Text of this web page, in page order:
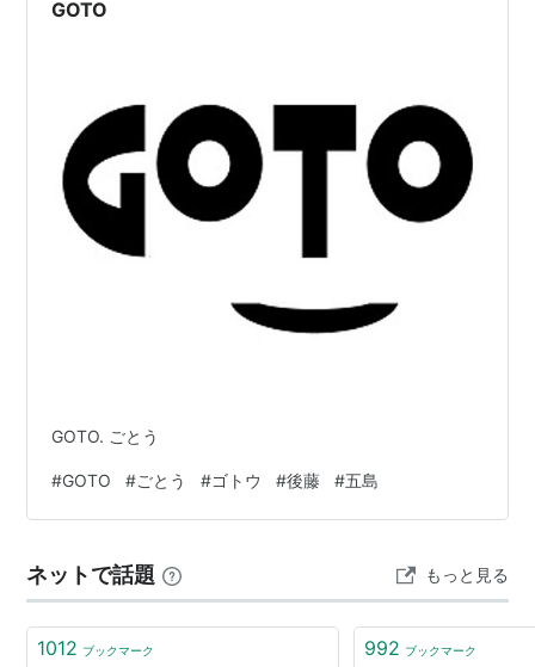
goto は BASIC, C/C++/C#, Pascal などの多くのプロ
を持つ命令が用意されている。ただし近年設計されたプ
ログラミング言語では goto は用意されていないか、あ
るいは制限付きで用意されている場合が多い。それは、
goto を乱用したプログラムは可読性や保守性の悪化な
どにより品質が落ちる傾向があり、また goto よりも理
なっているからである。
GOTO
GOTO. ごとう
#GOTO #ごとう #ゴトウ #後藤 #五島
ネットで話題 もっと見る
1012 ブックマーク 992 ブックマーク